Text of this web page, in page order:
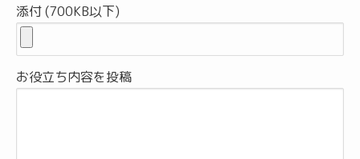
添付 (700KB以下)
お役立ち内容を投稿